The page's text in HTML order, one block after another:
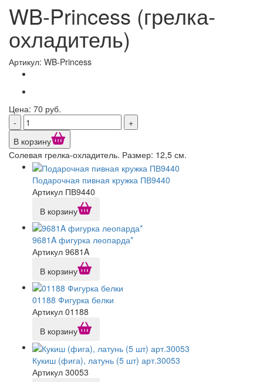
WB-Princess (грелка-
охладитель)
Артикул: WB-Princess
Цена: 70 руб.
-
+
В корзину
Солевая грелка-охладитель. Размер: 12,5 см.
Подарочная пивная кружка ПВ9440
Артикул ПВ9440
В корзину
9681A фигурка леопарда*
Артикул 9681A
В корзину
01188 Фигурка белки
Артикул 01188
В корзину
Кукиш (фига), латунь (5 шт) арт.30053
Артикул 30053